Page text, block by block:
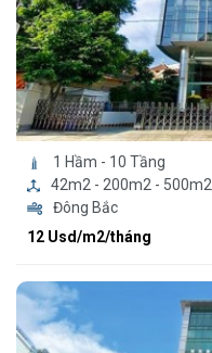
1 Hầm - 10 Tầng
42m2 - 200m2 - 500m2
Đông Bắc
12 Usd/m2/tháng